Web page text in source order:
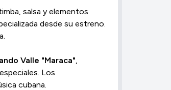
salsa y elementos
desde su estreno.
Valle "Maraca",
Los
cubana.